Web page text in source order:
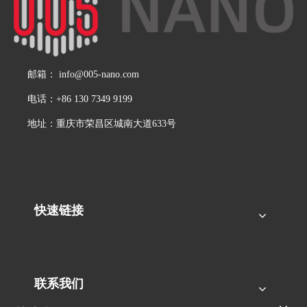
邮箱： info@005-nano.com
电话：+86 130 7349 9199
地址：重庆市荣昌区城南大道633号
快速链接
联系我们